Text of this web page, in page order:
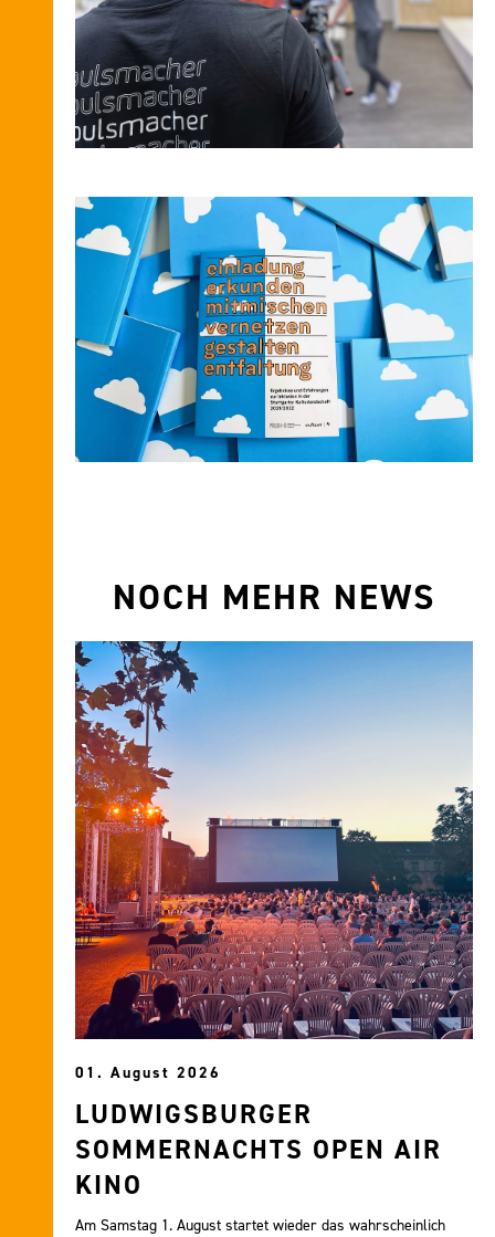
NOCH MEHR NEWS
01. August 2026
LUDWIGSBURGER
SOMMERNACHTS OPEN AIR
KINO
Am Samstag 1. August startet wieder das wahrscheinlich